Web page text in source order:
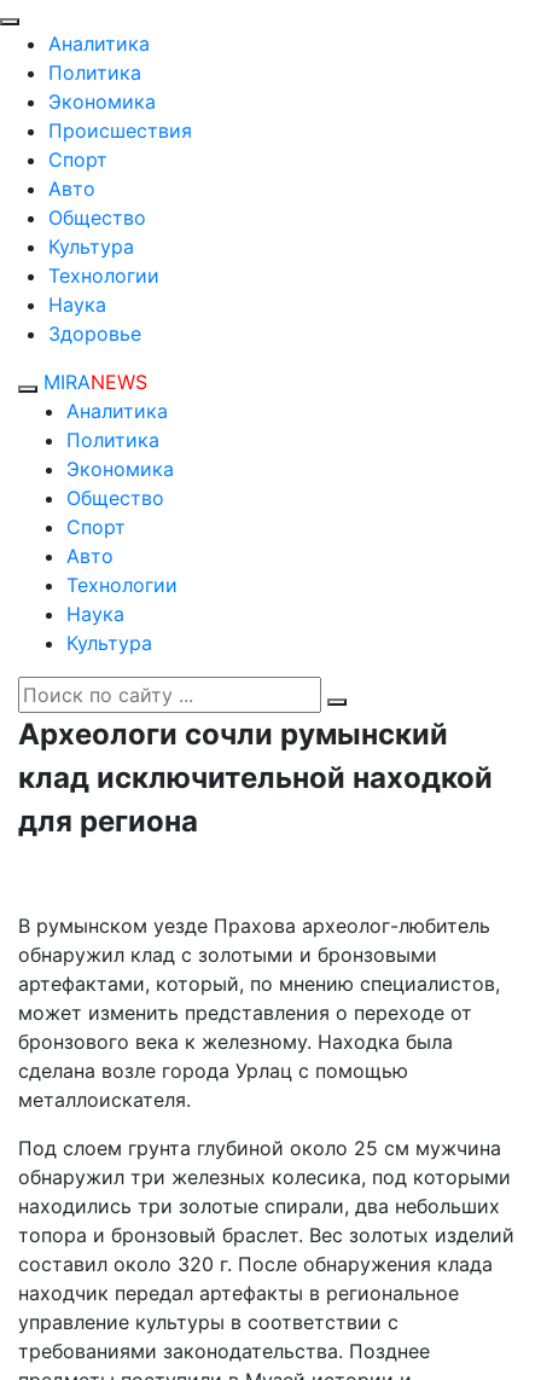
Аналитика
Политика
Экономика
Происшествия
Спорт
Авто
Общество
Культура
Технологии
Наука
Здоровье
MIRANEWS
Аналитика
Политика
Экономика
Общество
Спорт
Авто
Технологии
Наука
Культура
Археологи сочли румынский
клад исключительной находкой
для региона
В румынском уезде Прахова археолог-любитель
обнаружил клад с золотыми и бронзовыми
артефактами, который, по мнению специалистов,
может изменить представления о переходе от
бронзового века к железному. Находка была
сделана возле города Урлац с помощью
металлоискателя.
Под слоем грунта глубиной около 25 см мужчина
обнаружил три железных колесика, под которыми
находились три золотые спирали, два небольших
топора и бронзовый браслет. Вес золотых изделий
составил около 320 г. После обнаружения клада
находчик передал артефакты в региональное
управление культуры в соответствии с
требованиями законодательства. Позднее